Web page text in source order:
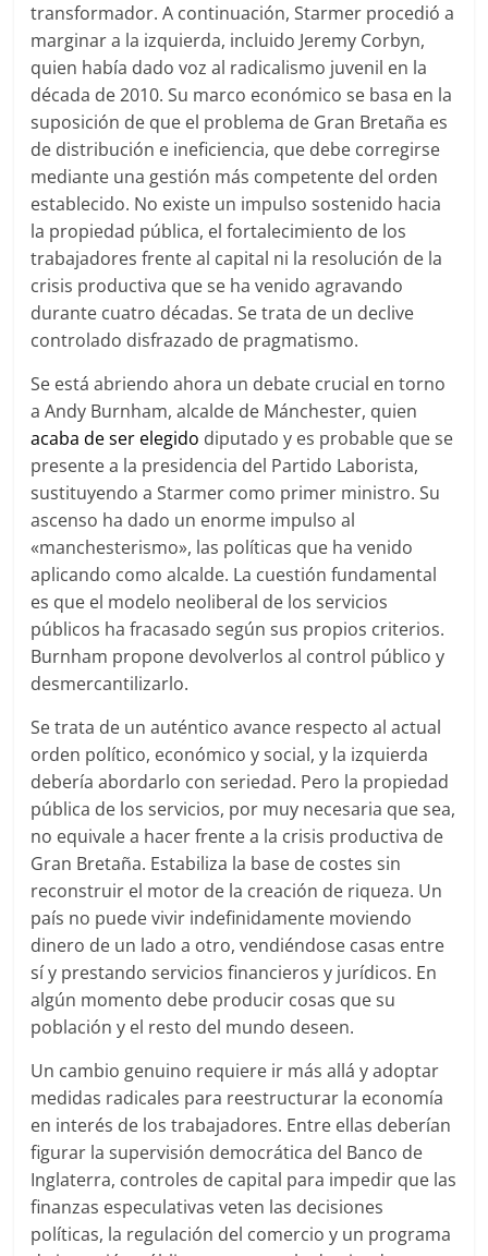
transformador. A continuación, Starmer procedió a
marginar a la izquierda, incluido Jeremy Corbyn,
quien había dado voz al radicalismo juvenil en la
década de 2010. Su marco económico se basa en la
suposición de que el problema de Gran Bretaña es
de distribución e ineficiencia, que debe corregirse
mediante una gestión más competente del orden
establecido. No existe un impulso sostenido hacia
la propiedad pública, el fortalecimiento de los
trabajadores frente al capital ni la resolución de la
crisis productiva que se ha venido agravando
durante cuatro décadas. Se trata de un declive
controlado disfrazado de pragmatismo.
Se está abriendo ahora un debate crucial en torno
a Andy Burnham, alcalde de Mánchester, quien
acaba de ser elegido diputado y es probable que se
presente a la presidencia del Partido Laborista,
sustituyendo a Starmer como primer ministro. Su
ascenso ha dado un enorme impulso al
«manchesterismo», las políticas que ha venido
aplicando como alcalde. La cuestión fundamental
es que el modelo neoliberal de los servicios
públicos ha fracasado según sus propios criterios.
Burnham propone devolverlos al control público y
desmercantilizarlo.
Se trata de un auténtico avance respecto al actual
orden político, económico y social, y la izquierda
debería abordarlo con seriedad. Pero la propiedad
pública de los servicios, por muy necesaria que sea,
no equivale a hacer frente a la crisis productiva de
Gran Bretaña. Estabiliza la base de costes sin
reconstruir el motor de la creación de riqueza. Un
país no puede vivir indefinidamente moviendo
dinero de un lado a otro, vendiéndose casas entre
sí y prestando servicios financieros y jurídicos. En
algún momento debe producir cosas que su
población y el resto del mundo deseen.
Un cambio genuino requiere ir más allá y adoptar
medidas radicales para reestructurar la economía
en interés de los trabajadores. Entre ellas deberían
figurar la supervisión democrática del Banco de
Inglaterra, controles de capital para impedir que las
finanzas especulativas veten las decisiones
políticas, la regulación del comercio y un programa